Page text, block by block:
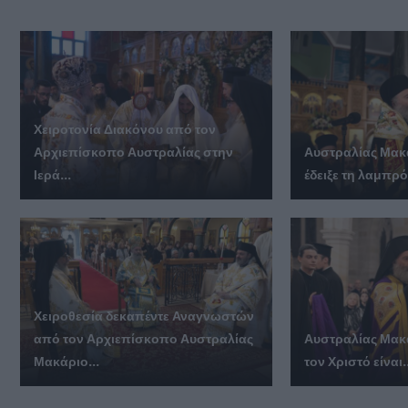
Χειροτονία Διακόνου από τον
Αρχιεπίσκοπο Αυστραλίας στην
Ιερά...
Αυστραλίας
έδειξε τη
Χειροθεσία δεκαπέντε Αναγνωστών
από τον Αρχιεπίσκοπο Αυστραλίας
Μακάριο...
Αυστραλίας
τον Χριστό